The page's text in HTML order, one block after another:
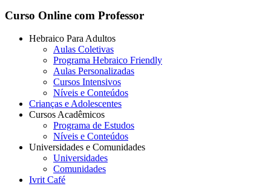
Curso Online com Professor
Hebraico Para Adultos
Aulas Coletivas
Programa Hebraico Friendly
Aulas Personalizadas
Cursos Intensivos
Níveis e Conteúdos
Crianças e Adolescentes
Cursos Acadêmicos
Programa de Estudos
Níveis e Conteúdos
Universidades e Comunidades
Universidades
Comunidades
Ivrit Café